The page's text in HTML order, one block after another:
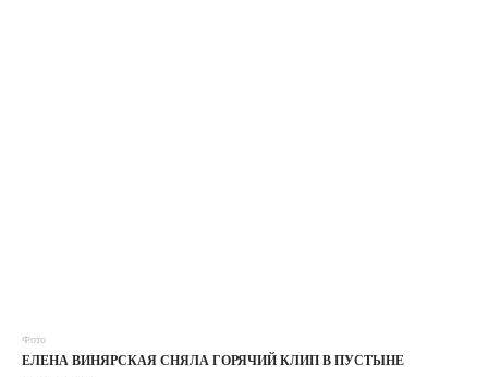
Фото
ЕЛЕНА ВИНЯРСКАЯ СНЯЛА ГОРЯЧИЙ КЛИП В ПУСТЫНЕ